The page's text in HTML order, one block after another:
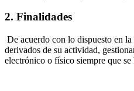
2. Finalidades
De acuerdo con lo dispuesto en
derivados de su actividad,
electrónico o físico siempre que